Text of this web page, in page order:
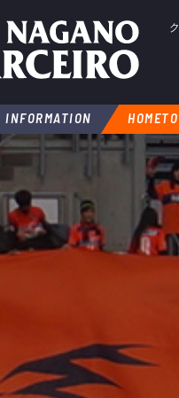
INFORMATION